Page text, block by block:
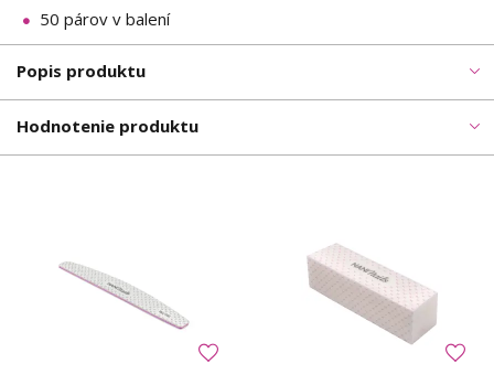
50 párov v balení
Popis produktu
Hodnotenie produktu